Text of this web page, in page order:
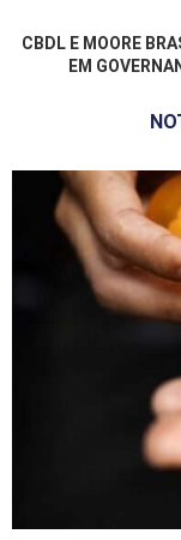
CBDL E MOORE
EM